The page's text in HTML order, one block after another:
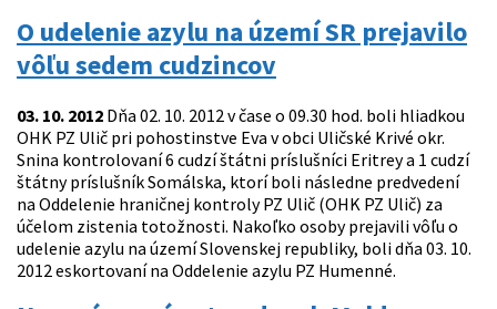
O udelenie azylu na území SR prejavilo
vôľu sedem cudzincov
03. 10. 2012 Dňa 02. 10. 2012 v čase o 09.30 hod. boli hliadkou
OHK PZ Ulič pri pohostinstve Eva v obci Uličské Krivé okr.
Snina kontrolovaní 6 cudzí štátni príslušníci Eritrey a 1 cudzí
štátny príslušník Somálska, ktorí boli následne predvedení
na Oddelenie hraničnej kontroly PZ Ulič (OHK PZ Ulič) za
účelom zistenia totožnosti. Nakoľko osoby prejavili vôľu o
udelenie azylu na území Slovenskej republiky, boli dňa 03. 10.
2012 eskortovaní na Oddelenie azylu PZ Humenné.